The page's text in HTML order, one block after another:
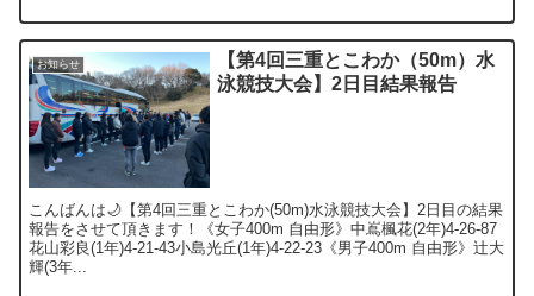
お知らせ
【第4回三重とこわか（50m）水
泳競技大会】2日目結果報告
こんばんは🌙【第4回三重とこわか(50m)水泳競技大会】2日目の結果
報告をさせて頂きます！《女子400m 自由形》中嶌楓花(2年)4-26-87
花山彩良(1年)4-21-43小島光丘(1年)4-22-23《男子400m 自由形》辻大
輝(3年...